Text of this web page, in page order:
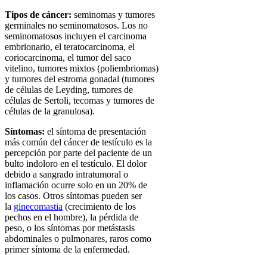
Tipos de cáncer: seminomas y tumores
germinales no seminomatosos. Los no
seminomatosos incluyen el carcinoma
embrionario, el teratocarcinoma, el
coriocarcinoma, el tumor del saco
vitelino, tumores mixtos (poliembriomas)
y tumores del estroma gonadal (tumores
de células de Leyding, tumores de
células de Sertoli, tecomas y tumores de
células de la granulosa).
Síntomas: el síntoma de presentación
más común del cáncer de testículo es la
percepción por parte del paciente de un
bulto indoloro en el testículo. El dolor
debido a sangrado intratumoral o
inflamación ocurre solo en un 20% de
los casos. Otros síntomas pueden ser
la ginecomastia (crecimiento de los
pechos en el hombre), la pérdida de
peso, o los síntomas por metástasis
abdominales o pulmonares, raros como
primer síntoma de la enfermedad.